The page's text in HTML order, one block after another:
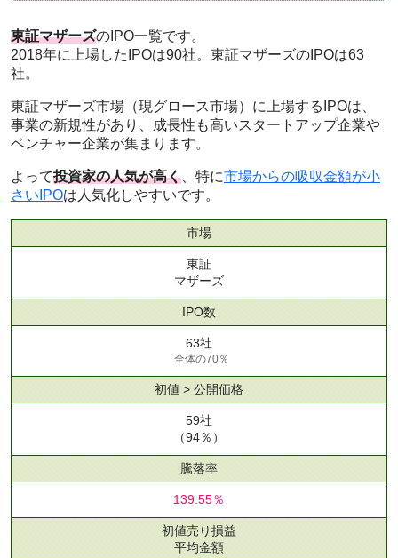
東証マザーズのIPO一覧です。
2018年に上場したIPOは90社。東証マザーズのIPOは63
社。
東証マザーズ市場（現グロース市場）に上場するIPOは、
事業の新規性があり、成長性も高いスタートアップ企業や
ベンチャー企業が集まります。
よって投資家の人気が高く 、特に市場からの吸収金額が小
さいIPOは人気化しやすいです。
市場
東証
マザーズ
IPO数
63社
全体の70％
初値 > 公開価格
59社
（94％）
騰落率
139.55％
初値売り損益
平均金額